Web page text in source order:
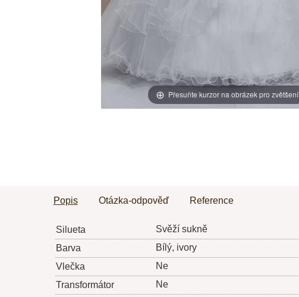
Přesuňte kurzor na obrázek pro zvětšení
Popis Otázka-odpověď Reference
Silueta
Svěží sukně
Barva
Bílý, ivory
Vlečka
Ne
Transformátor
Ne